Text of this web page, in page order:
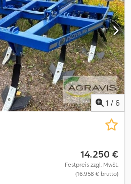
1 / 6
14.250 €
Festpreis zzgl. MwSt.
(16.958 € brutto)